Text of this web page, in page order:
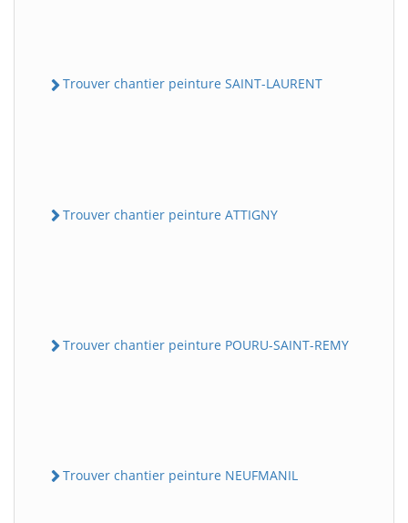
Trouver chantier peinture SAINT-LAURENT
Trouver chantier peinture ATTIGNY
Trouver chantier peinture POURU-SAINT-REMY
Trouver chantier peinture NEUFMANIL